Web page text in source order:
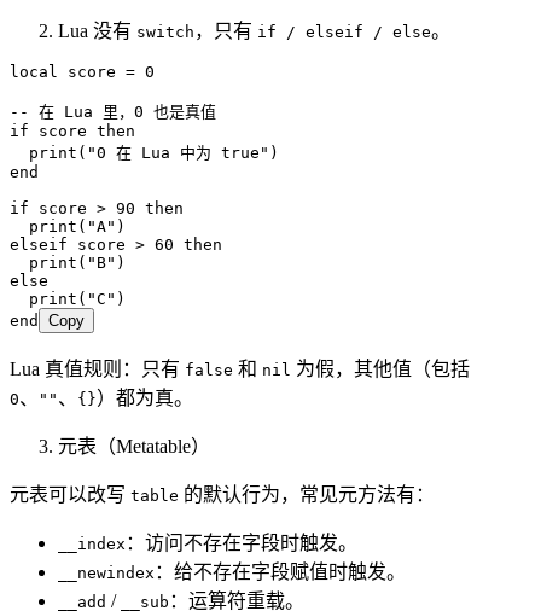
Lua 没有 switch ，只有 if / elseif / else。
local score = 0
-- 在 Lua 里，0 也是真值
if score then
  print
( "0 在 Lua 中为 true" )
end
if score > 90 then
  print
( "A" )
elseif score > 60 then
  print
( "B" )
else
  print
( "C" )
end
Copy
Lua 真值规则：只有 false 和 nil 为假，其他值（包括
0、 "" 、 {}）都为真。
元表（Metatable）
元表可以改写 table 的默认行为，常见元方法有：
__index ：访问不存在字段时触发。
__newindex ：给不存在字段赋值时触发。
__add / __sub ：运算符重载。